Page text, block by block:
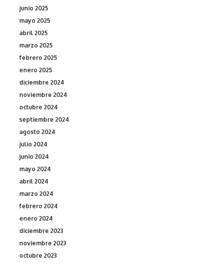
junio 2025
mayo 2025
abril 2025
marzo 2025
febrero 2025
enero 2025
diciembre 2024
noviembre 2024
octubre 2024
septiembre 2024
agosto 2024
julio 2024
junio 2024
mayo 2024
abril 2024
marzo 2024
febrero 2024
enero 2024
diciembre 2023
noviembre 2023
octubre 2023